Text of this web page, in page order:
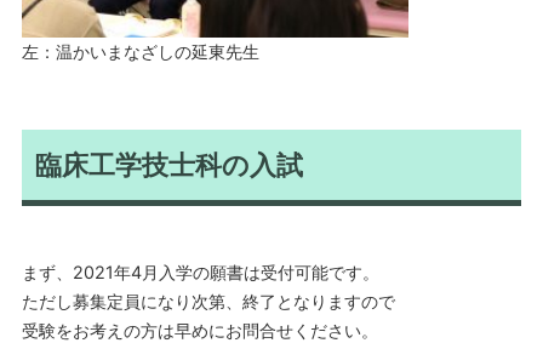
左：温かいまなざしの延東先生
臨床工学技士科の入試
まず、2021年4月入学の願書は受付可能です。
ただし募集定員になり次第、終了となりますので
受験をお考えの方は早めにお問合せください。